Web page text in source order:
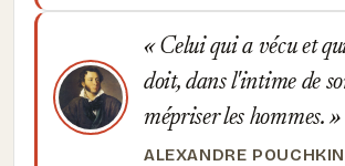
Celui qui a vécu et
doit, dans l'intime de
mépriser les hommes.
ALEXANDRE